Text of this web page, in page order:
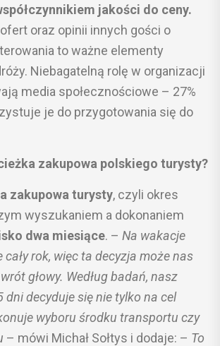
jakości do ceny.
oraz opinii innych gości o
to ważne elementy
Niebagatelną rolę w organizacji
media społecznościowe – 27%
je do przygotowania się do
zakupowa polskiego turysty?
zakupowa turysty, czyli okres
wyszukaniem a dokonaniem
dwa miesiące. – Na wakacje
rok, więc ta decyzja może nas
głowy. Według badań, nasz
dni decyduje się nie tylko na cel
wyboru środku transportu czy
– mówi Michał Sołtys i dodaje: – To